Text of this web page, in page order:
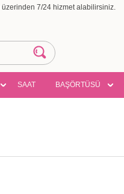
üzerinden 7/24 hizmet alabilirsiniz.
SAAT BAŞÖRTÜSÜ